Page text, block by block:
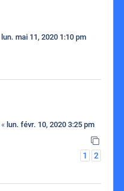
lun. mai 11, 2020 1:10 pm
« lun. févr. 10, 2020 3:25 pm
1
2